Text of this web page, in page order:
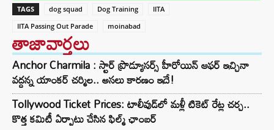
TAGS dog squad Dog Training
IITA
IITA Passing Out Parade
moinabad
తాజావార్తలు
Anchor Charmila : స్టార్ ప్రొడ్యూసర్స్ హీరోయిన్ ఆఫర్ ఇచ్చినా
వద్దన్న యాంకర్ చర్మిల.. అసలు కారణం ఇదే!
Tollywood Ticket Prices: టాలీవుడ్‌లో మళ్లీ టికెట్‌ రేట్ల చర్చ..
కొత్త కమిటీ ఏర్పాటు చేసిన ఫిల్మ్‌ ఛాంబర్‌